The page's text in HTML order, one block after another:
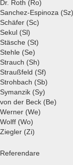
Dr. Roth (Ro)
Sanchez-Espinoza (Sz)
Schäfer (Sc)
Sekul (Sl)
Stäsche (St)
Stehle (Se)
Strauch (Sh)
Straußfeld (Sf)
Strohbach (Sb)
Symanzik (Sy)
von der Beck (Be)
Werner (We)
Wolff (Wo)
Ziegler (Zi)
Referendare